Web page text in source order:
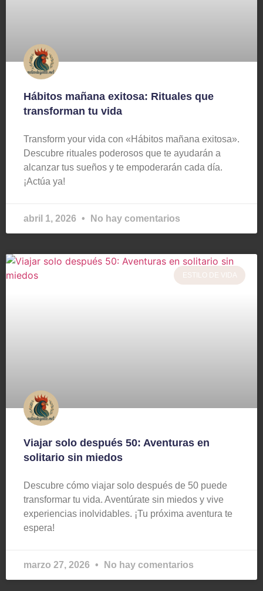
Hábitos mañana exitosa: Rituales que
transforman tu vida
Transform your vida con «Hábitos mañana exitosa».
Descubre rituales poderosos que te ayudarán a
alcanzar tus sueños y te empoderarán cada día.
¡Actúa ya!
abril 1, 2026 No hay comentarios
ESTILO DE VIDA
Viajar solo después 50: Aventuras en
solitario sin miedos
Descubre cómo viajar solo después de 50 puede
transformar tu vida. Aventúrate sin miedos y vive
experiencias inolvidables. ¡Tu próxima aventura te
espera!
marzo 27, 2026 No hay comentarios